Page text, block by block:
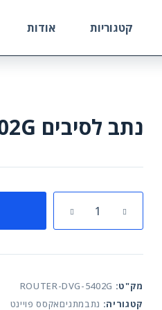
קטגוריות אודות
נתב לסיבים DVG-5402G
נתב
5402G
מק"ט: ROUTER-DVG-5402G
קטגוריה: נתבמתגיםאקסס פויינט